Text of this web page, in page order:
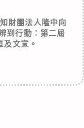
財團法人隆中向
到行動：第二屆
文宣。